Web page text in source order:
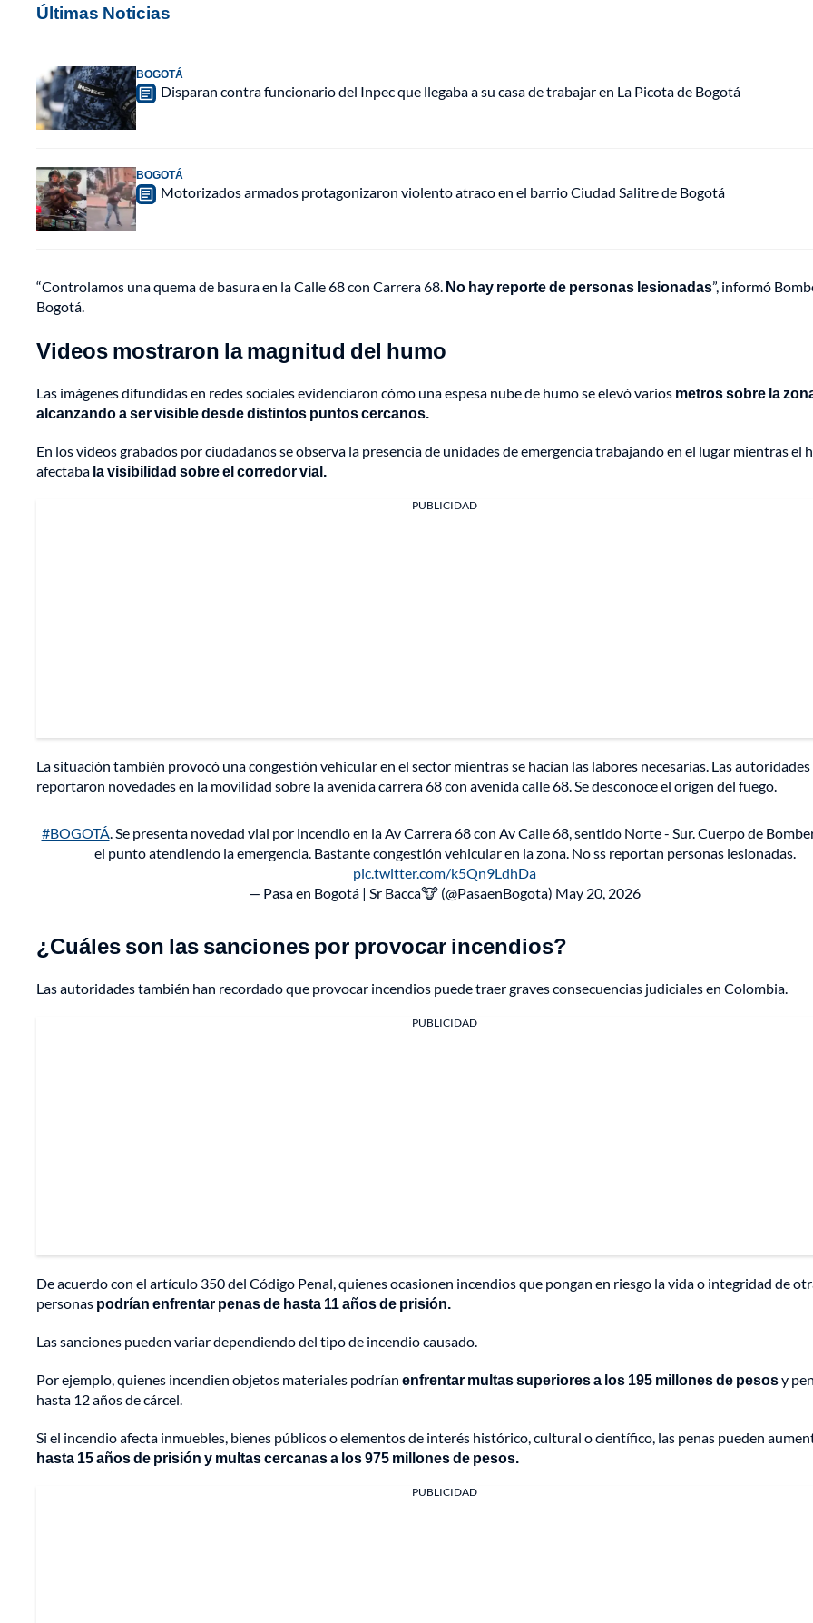
Últimas Noticias
BOGOTÁ
Disparan contra funcionario del Inpec que llegaba a su casa de trabajar en La Picota de Bogotá
BOGOTÁ
Motorizados armados protagonizaron violento atraco en el barrio Ciudad Salitre de Bogotá
“Controlamos una quema de basura en la Calle 68 con Carrera 68. No hay reporte de personas lesionadas”, informó
Bogotá.
Videos mostraron la magnitud del humo
Las imágenes difundidas en redes sociales evidenciaron cómo una espesa nube de humo se elevó varios metros sobre la
alcanzando a ser visible desde distintos puntos cercanos.
En los videos grabados por ciudadanos se observa la presencia de unidades de emergencia trabajando en el lugar mientras el
afectaba la visibilidad sobre el corredor vial.
PUBLICIDAD
La situación también provocó una congestión vehicular en el sector mientras se hacían las labores necesarias. Las autoridades
reportaron novedades en la movilidad sobre la avenida carrera 68 con avenida calle 68. Se desconoce el origen del fuego.
#BOGOTÁ. Se presenta novedad vial por incendio en la Av Carrera 68 con Av Calle 68, sentido Norte - Sur. Cuerpo de
el punto atendiendo la emergencia. Bastante congestión vehicular en la zona. No ss reportan personas lesionadas.
pic.twitter.com/k5Qn9LdhDa
— Pasa en Bogotá | Sr Bacca🐮 (@PasaenBogota) May 20, 2026
¿Cuáles son las sanciones por provocar incendios?
Las autoridades también han recordado que provocar incendios puede traer graves consecuencias judiciales en Colombia.
PUBLICIDAD
De acuerdo con el artículo 350 del Código Penal, quienes ocasionen incendios que pongan en riesgo la vida o integridad de
personas podrían enfrentar penas de hasta 11 años de prisión.
Las sanciones pueden variar dependiendo del tipo de incendio causado.
Por ejemplo, quienes incendien objetos materiales podrían enfrentar multas superiores a los 195 millones de pesosy
hasta 12 años de cárcel.
Si el incendio afecta inmuebles, bienes públicos o elementos de interés histórico, cultural o científico, las penas pueden
hasta 15 años de prisión y multas cercanas a los 975 millones de pesos.
PUBLICIDAD